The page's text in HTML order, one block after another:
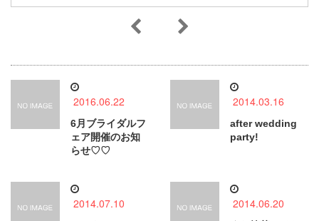
2016.06.22
6月ブライダルフ
ェア開催のお知
らせ♡♡
2014.03.16
after wedding
party!
2014.07.10 2014.06.20